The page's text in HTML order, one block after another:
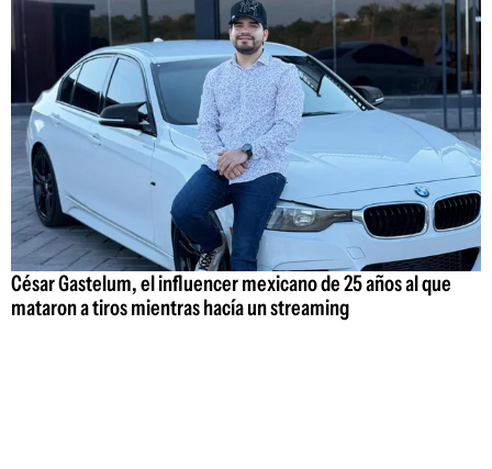
César Gastelum, el influencer mexicano de 25 años al que
mataron a tiros mientras hacía un streaming